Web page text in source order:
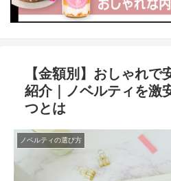
【金額別】おしゃれで
紹介｜ノベルティを激
つとは
ノベルティの選び方